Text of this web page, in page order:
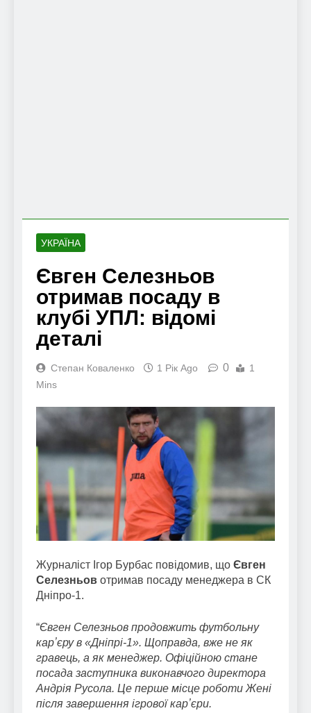
УКРАЇНА
Євген Селезньов
отримав посаду в
клубі УПЛ: відомі
деталі
Степан Коваленко 1 Рік Ago 0
1
Mins
Журналіст Ігор Бурбас повідомив, що Євген
Селезньов отримав посаду менеджера в СК
Дніпро-1.
“Євген Селезньов продовжить футбольну
карʼєру в «Дніпрі-1». Щоправда, вже не як
гравець, а як менеджер. Офіційною стане
посада заступника виконавчого директора
Андрія Русола. Це перше місце роботи Жені
після завершення ігрової карʼєри.